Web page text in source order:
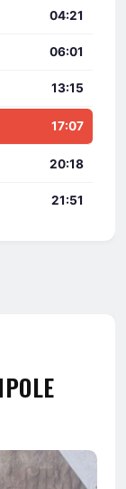
04:21
06:01
13:15
17:07
20:18
21:51